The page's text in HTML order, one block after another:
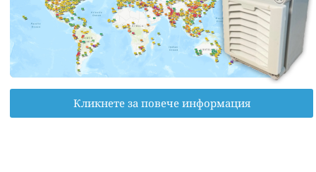
Кликнете за повече информация